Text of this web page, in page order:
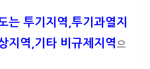
는 투기지역,투기과열지
지역,기타 비규제지역 으